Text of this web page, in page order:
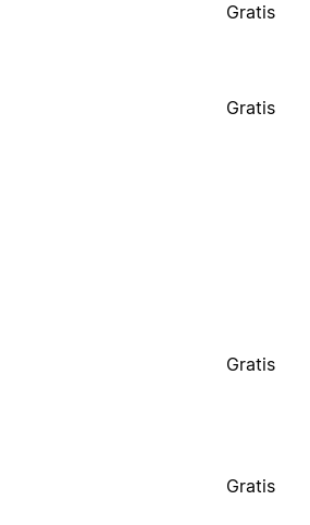
Gratis
Gratis
Gratis
Gratis